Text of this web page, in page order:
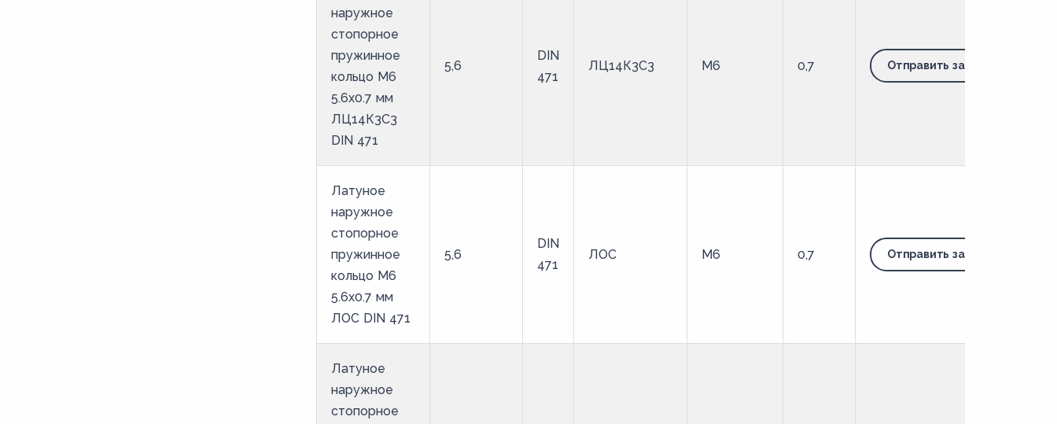
наружное
стопорное
пружинное
кольцо M6
5.6х0.7 мм
ЛЦ14К3С3
DIN 471
5,6
DIN
471
ЛЦ14К3С3 M6 0,7 Отправить запрос
Латуное
наружное
стопорное
пружинное
кольцо M6
5.6х0.7 мм
ЛОС DIN 471
5,6
DIN
471
ЛОС M6 0,7 Отправить запрос
Латуное
наружное
стопорное